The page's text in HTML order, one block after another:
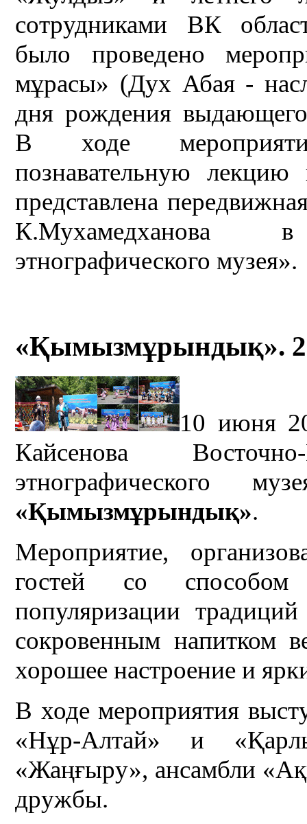
сотрудниками ВК
было проведено
мұрасы» (Дух Абая -
дня рождения
В ходе
познавательную лекцию
представлена
К.Мухамедханова
этнографического музея».
«Қымызмұрындық».
10 июня
Кайсенова Восточно-
этнографического
«Қымызмұрындық».
Мероприятие,
гостей со
популяризации
сокровенным напитком
хорошее настроение и
В ходе мероприятия
«Нұр-Алтай» и
«Жаңғыру», ансамбли
дружбы.